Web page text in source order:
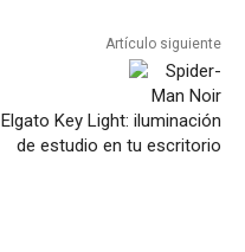
Artículo siguiente
Elgato Key Light: iluminación
de estudio en tu escritorio